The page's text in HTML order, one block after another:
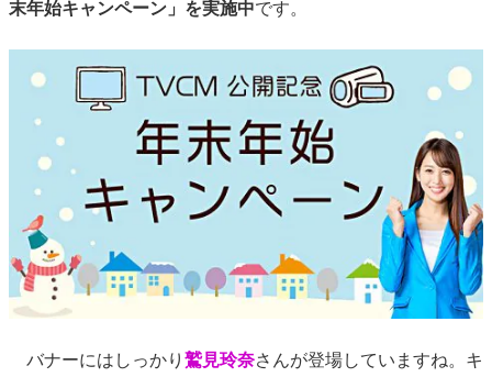
末年始キャンペーン」を実施中です。
バナーにはしっかり 鷲見玲奈さんが登場していますね。キ